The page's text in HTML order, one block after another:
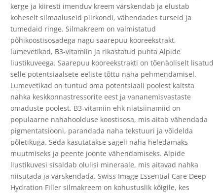
kerge ja kiiresti imenduv kreem värskendab ja elustab
koheselt silmaaluseid piirkondi, vähendades turseid ja
tumedaid ringe. Silmakreem on valmistatud
põhikoostisosadega nagu saarepuu kooreekstrakt,
lumevetikad, B3-vitamiin ja rikastatud puhta Alpide
liustikuveega. Saarepuu kooreekstrakti on tõenäoliselt lisatud
selle potentsiaalsete eeliste tõttu naha pehmendamisel.
Lumevetikad on tuntud oma potentsiaali poolest kaitsta
nahka keskkonnastressorite eest ja vananemisvastaste
omaduste poolest. B3-vitamiin ehk niatsiinamiid on
populaarne nahahoolduse koostisosa, mis aitab vähendada
pigmentatsiooni, parandada naha tekstuuri ja võidelda
põletikuga. Seda kasutatakse sageli naha heledamaks
muutmiseks ja peente joonte vähendamiseks. Alpide
liustikuvesi sisaldab olulisi mineraale, mis aitavad nahka
niisutada ja värskendada. Swiss Image Essential Care Deep
Hydration Filler silmakreem on kohustuslik kõigile, kes